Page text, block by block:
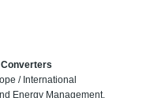
/ International
Energy Management,